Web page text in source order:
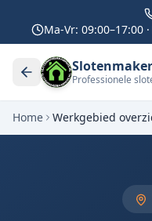
Ma-Vr: 09:00–17:00
Professionele
Home Werkgebied